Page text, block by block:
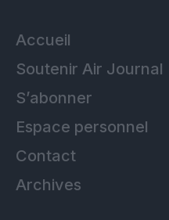
Accueil
Soutenir Air Journal
S’abonner
Espace personnel
Contact
Archives